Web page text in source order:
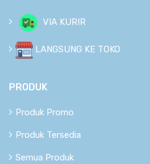
VIA KURIR
LANGSUNG KE TOKO
PRODUK
Produk Promo
Produk Tersedia
Semua Produk